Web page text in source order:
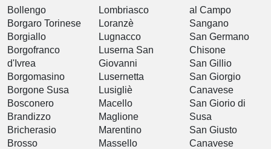
Bollengo
Borgaro Torinese
Borgiallo
Borgofranco
d'Ivrea
Borgomasino
Borgone Susa
Bosconero
Brandizzo
Bricherasio
Brosso
Lombriasco
Loranzè
Lugnacco
Luserna San
Giovanni
Lusernetta
Lusigliè
Macello
Maglione
Marentino
Massello
al Campo
Sangano
San Germano
Chisone
San Gillio
San Giorgio
Canavese
San Giorio di
Susa
San Giusto
Canavese